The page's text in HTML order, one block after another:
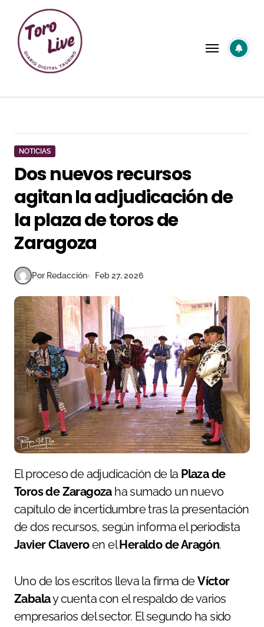
contenido
NOTICIAS
Dos nuevos recursos
agitan la adjudicación de
la plaza de toros de
Zaragoza
Por Redacción Feb 27, 2026
El proceso de adjudicación de la Plaza de
Toros de Zaragozaha sumado un nuevo
capítulo de incertidumbre tras la presentación
de dos recursos, según informa el periodista
Javier Claveroen elHeraldo de Aragón.
Uno de los escritos lleva la firma deVíctor
Zabalay cuenta con el respaldo de varios
empresarios del sector. El segundo ha sido